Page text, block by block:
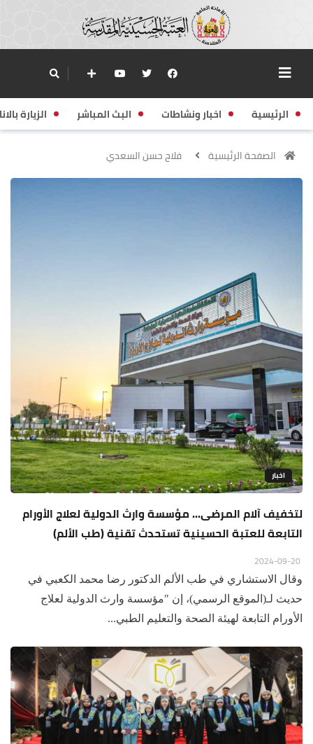
الرئيسية اخبار ونشاطات البث المباشر الزيارة
الصفحة الرئيسية فلاح حسن السعدي
اخبار
لتخفيف آلام المرضى... مؤسسة وارث الدولية لعلاج الأورام
التابعة للعتبة الحسينية تستحدث تقنية (طب الألم)
وقال الاستشاري في طب الألم الدكتور رضا محمد الكعبي في
حديث لـ(الموقع الرسمي)، إن "مؤسسة وارث الدولية لعلاج
الأورام التابعة لهيئة الصحة والتعليم الطبي...